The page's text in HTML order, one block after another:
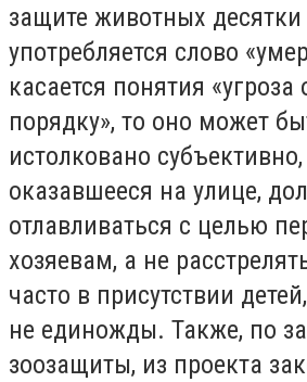
защите животных десятки
употребляется слово
касается понятия
порядку», то оно может
истолковано
оказавшееся на улице,
отлавливаться с целью
хозяевам, а не
часто в присутствии
не единожды. Также, по
зоозащиты, из проекта